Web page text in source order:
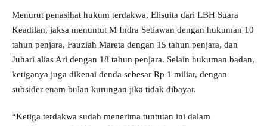
Menurut penasihat hukum terdakwa, Elisuita dari LBH Suara
Keadilan, jaksa menuntut M Indra Setiawan dengan hukuman 10
tahun penjara, Fauziah Mareta dengan 15 tahun penjara, dan
Juhari alias Ari dengan 18 tahun penjara. Selain hukuman badan,
ketiganya juga dikenai denda sebesar Rp 1 miliar, dengan
subsider enam bulan kurungan jika tidak dibayar.
“Ketiga terdakwa sudah menerima tuntutan ini dalam